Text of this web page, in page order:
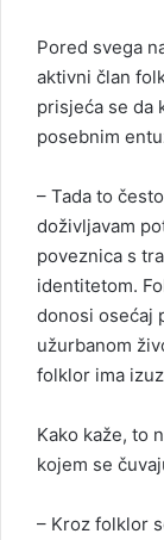
Pored svega
aktivni član
prisjeća se da
posebnim
– Tada to
doživljavam
poveznica s
identitetom.
donosi osećaj
užurbanom
folklor ima
Kako kaže, to
kojem se
– Kroz folklor